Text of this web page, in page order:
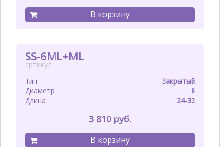
Закрытый
6
24-32
SS-6ML+ML
3 810